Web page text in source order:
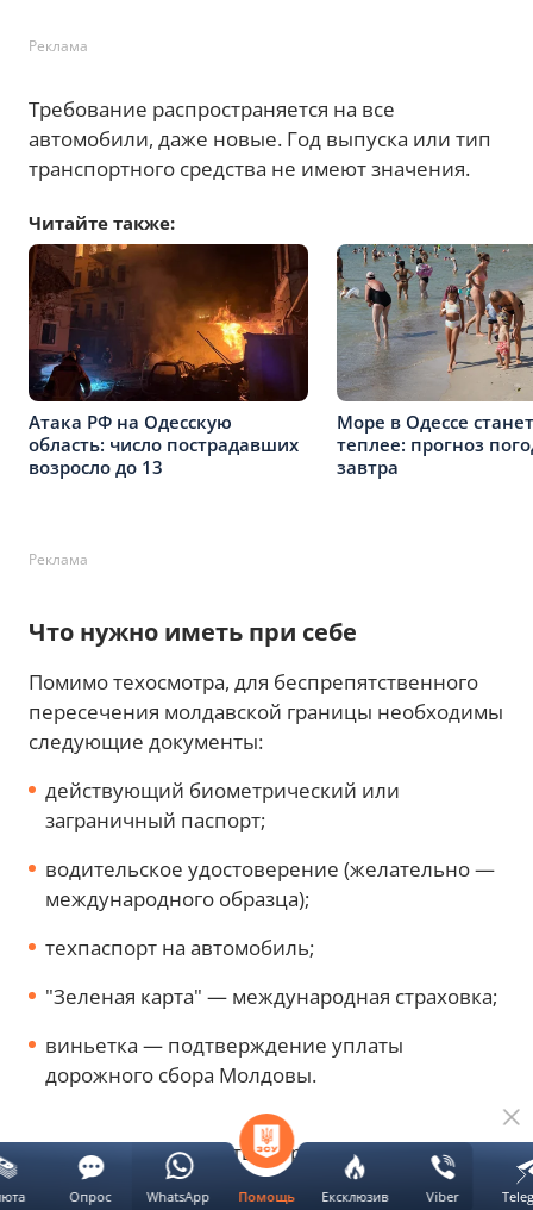
Реклама
Требование распространяется на все
автомобили, даже новые. Год выпуска или тип
транспортного средства не имеют значения.
Читайте также:
Атака РФ на Одесскую
область: число пострадавших
возросло до 13
Море в Одессе
теплее: прогноз
завтра
Реклама
Что нужно иметь при себе
Помимо техосмотра, для беспрепятственного
пересечения молдавской границы необходимы
следующие документы:
действующий биометрический или
заграничный паспорт;
водительское удостоверение (желательно —
международного образца);
техпаспорт на автомобиль;
"Зеленая карта" — международная страховка;
виньетка — подтверждение уплаты
дорожного сбора Молдовы.
Если с вами путешествует ребенок —
необходимо иметь его паспорт или
Помощь Ексклюзив Viber
Опрос WhatsApp